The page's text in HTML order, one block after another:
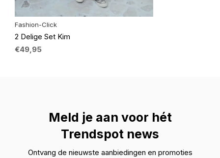
Fashion-Click
2 Delige Set Kim
€49,95
Meld je aan voor hét
Trendspot news
Ontvang de nieuwste aanbiedingen en promoties